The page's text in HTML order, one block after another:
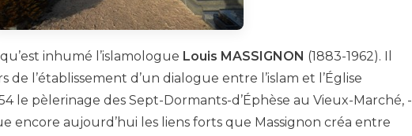
inhumé l’islamologue Louis MASSIGNON (1883-1962). Il
l’établissement d’un dialogue entre l’islam et l’Église
le pèlerinage des Sept-Dormants-d’Éphèse au Vieux-Marché, -
encore aujourd’hui les liens forts que Massignon créa entre